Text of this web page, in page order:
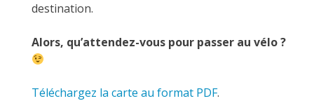
destination.
Alors, qu’attendez-vous pour passer au vélo ?
Téléchargez la carte au format PDF.